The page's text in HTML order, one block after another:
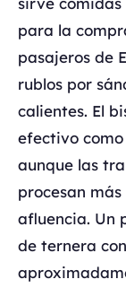
para la
pasajeros de
rublos por
calientes. El
efectivo
aunque las
procesan
afluencia. Un
de ternera